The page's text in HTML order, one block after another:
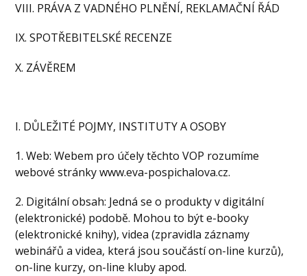
VIII. PRÁVA Z VADNÉHO PLNĚNÍ, REKLAMAČNÍ ŘÁD
IX. SPOTŘEBITELSKÉ RECENZE
X. ZÁVĚREM
I. DŮLEŽITÉ POJMY, INSTITUTY A OSOBY
1. Web: Webem pro účely těchto VOP rozumíme
webové stránky www.eva-pospichalova.cz.
2. Digitální obsah: Jedná se o produkty v digitální
(elektronické) podobě. Mohou to být e-booky
(elektronické knihy), videa (zpravidla záznamy
webinářů a videa, která jsou součástí on-line kurzů),
on-line kurzy, on-line kluby apod.